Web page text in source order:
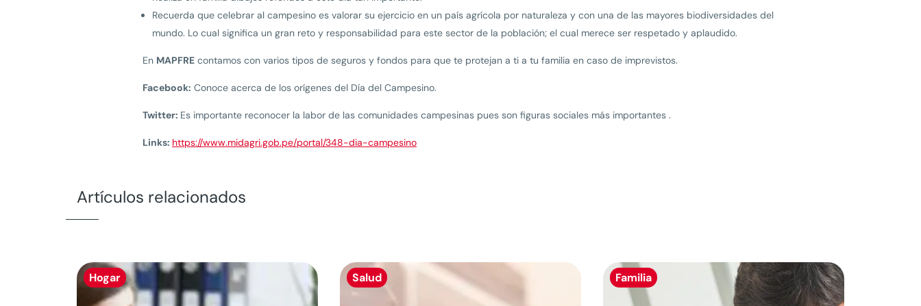
Recuerda que celebrar al campesino es valorar su ejercicio en un país agrícola por naturaleza y con una de las mayores biodiversidades del
mundo. Lo cual significa un gran reto y responsabilidad para este sector de la población; el cual merece ser respetado y aplaudido.
En MAPFRE contamos con varios tipos de seguros y fondos para que te protejan a ti a tu familia en caso de imprevistos.
Facebook: Conoce acerca de los orígenes del Día del Campesino.
Twitter: Es importante reconocer la labor de las comunidades campesinas pues son figuras sociales más importantes .
Links: https://www.midagri.gob.pe/portal/348-dia-campesino
Artículos relacionados
Hogar Salud Familia